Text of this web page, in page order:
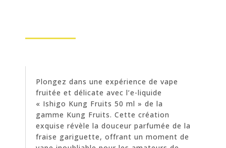
Plongez dans une expérience de vape
fruitée et délicate avec l’e-liquide
« Ishigo Kung Fruits 50 ml » de la
gamme Kung Fruits. Cette création
exquise révèle la douceur parfumée de la
fraise gariguette, offrant un moment de